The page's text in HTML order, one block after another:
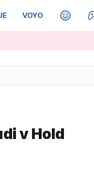
VOYO MAGAZIN
v Hold